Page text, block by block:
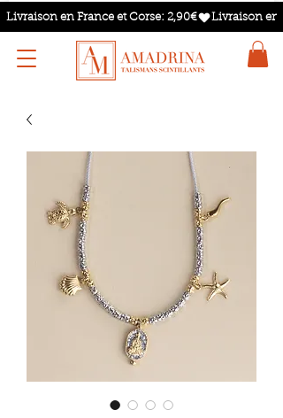
TALISMANS SCINTILLANTS
Livraison en France et Corse: 2,90€